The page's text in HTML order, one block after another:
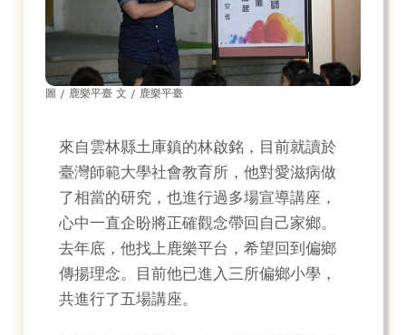
圖 / 鹿樂平臺 文 / 鹿樂平臺
來自雲林縣土庫鎮的林啟銘，目前就讀於
臺灣師範大學社會教育所，他對愛滋病做
了相當的研究，也進行過多場宣導講座，
心中一直企盼將正確觀念帶回自己家鄉。
去年底，他找上鹿樂平台，希望回到偏鄉
傳揚理念。目前他已進入三所偏鄉小學，
共進行了五場講座。